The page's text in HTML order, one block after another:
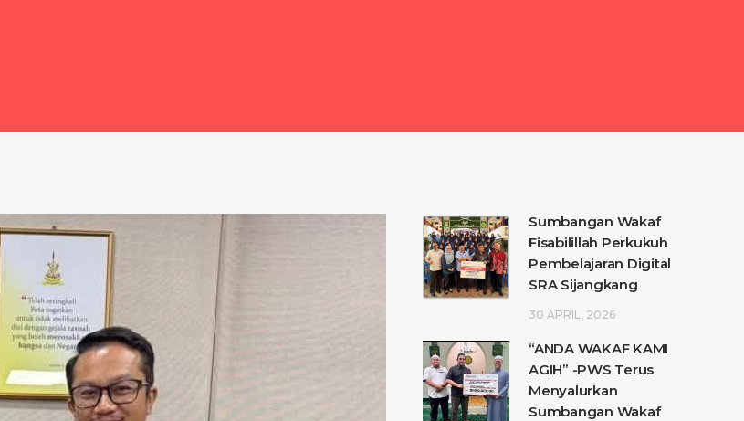
Sumbangan Wakaf
Fisabilillah Perkukuh
Pembelajaran Digital
SRA Sijangkang
30 APRIL, 2026
“ANDA WAKAF KAMI
AGIH” -PWS Terus
Menyalurkan
Sumbangan Wakaf